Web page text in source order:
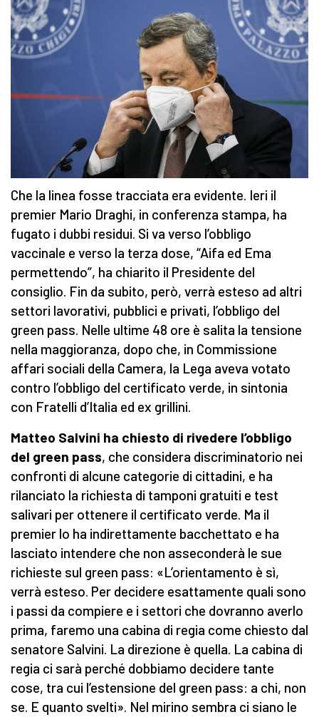
Che la linea fosse tracciata era evidente. Ieri il
premier Mario Draghi, in conferenza stampa, ha
fugato i dubbi residui. Si va verso l’obbligo
vaccinale e verso la terza dose, “Aifa ed Ema
permettendo”, ha chiarito il Presidente del
consiglio. Fin da subito, però, verrà esteso ad altri
settori lavorativi, pubblici e privati, l’obbligo del
green pass. Nelle ultime 48 ore è salita la tensione
nella maggioranza, dopo che, in Commissione
affari sociali della Camera, la Lega aveva votato
contro l’obbligo del certificato verde, in sintonia
con Fratelli d’Italia ed ex grillini.
Matteo Salvini ha chiesto di rivedere l’obbligo
del green pass, che considera discriminatorio nei
confronti di alcune categorie di cittadini, e ha
rilanciato la richiesta di tamponi gratuiti e test
salivari per ottenere il certificato verde. Ma il
premier lo ha indirettamente bacchettato e ha
lasciato intendere che non asseconderà le sue
richieste sul green pass: «L’orientamento è sì,
verrà esteso. Per decidere esattamente quali sono
i passi da compiere e i settori che dovranno averlo
prima, faremo una cabina di regia come chiesto dal
senatore Salvini. La direzione è quella. La cabina di
regia ci sarà perché dobbiamo decidere tante
cose, tra cui l’estensione del green pass: a chi, non
se. E quanto svelti». Nel mirino sembra ci siano le